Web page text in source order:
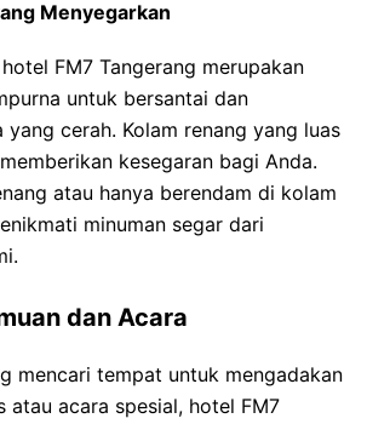
Menyegarkan
FM7 Tangerang merupakan
untuk bersantai dan
yang cerah. Kolam renang yang luas
kesegaran bagi Anda.
atau hanya berendam di kolam
minuman segar dari
dan Acara
mencari tempat untuk mengadakan
atau acara spesial, hotel FM7